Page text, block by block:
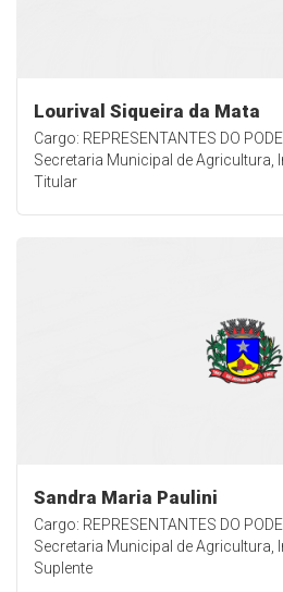
Lourival Siqueira da Mata
Cargo: REPRESENTANTES DO
Secretaria Municipal de Agricultura,
Titular
Sandra Maria Paulini
Cargo: REPRESENTANTES DO
Secretaria Municipal de Agricultura,
Suplente